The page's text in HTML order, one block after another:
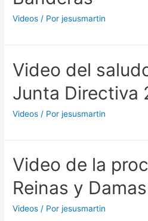
Videos / Porjesusmartin
Video del
Junta Directiva
Videos / Porjesusmartin
Video de la
Reinas y
Videos / Porjesusmartin